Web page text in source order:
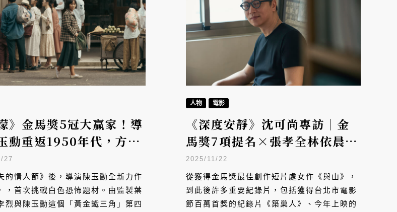
》金馬獎5冠大贏家！導
勳重返1950年代，方郁
煒林演繹白色恐怖下的
事
27
的情人節》後，導演陳玉勳全新力作
，首次挑戰白色恐怖題材。由監製葉
烈與陳玉勳這個「黃金鐵三角」第四
人物 電影
《深度安靜》沈可尚專訪｜金
馬獎7項提名×張孝全林依晨主
演×紀錄片導演首部劇情長片
2025/11/22
從獲得金馬獎最佳創作短片處女作《與山》，
到此後許多重要紀錄片，包括獲得台北市電影
節百萬首獎的紀錄片《築巢人》、今年上映的